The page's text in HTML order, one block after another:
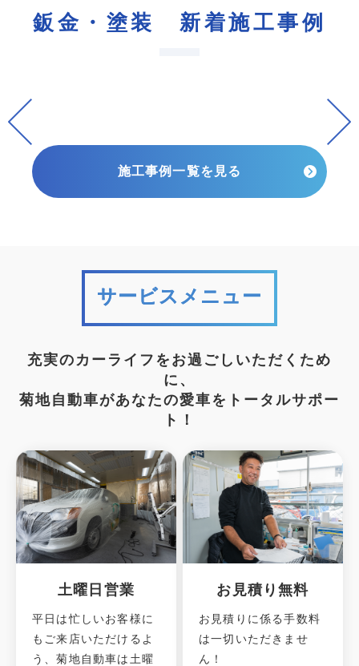
鈑金・塗装 新着施工事例
施工事例一覧を見る
サービスメニュー
充実のカーライフをお過ごしいただくため
に、
菊地自動車があなたの愛車をトータルサポー
ト！
土曜日営業
平日は忙しいお客様に
もご来店いただけるよ
う、菊地自動車は土曜
お見積り無料
お見積りに係る手数料
は一切いただきませ
ん！